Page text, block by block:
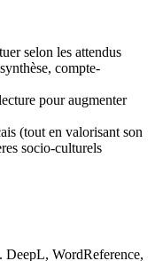
selon les attendus
compte-
pour augmenter
(tout en valorisant son
socio-culturels
DeepL, WordReference,